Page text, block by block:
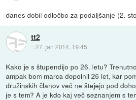
danes dobil odločbo za podaljšanje (2.
tt2
::27. jan 2014, 19:45
Kako je s štupendijo po 26. letu?
ampak bom marca dopolnil 26 let, kar
družinskih članov več ne štejejo pod
je s tem? A je kdo kaj več seznanjem s